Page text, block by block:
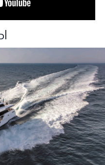
и холодной
боковых палубах
и шезлонгов
и на боковых
с чехлами (8)
м.
с причала на